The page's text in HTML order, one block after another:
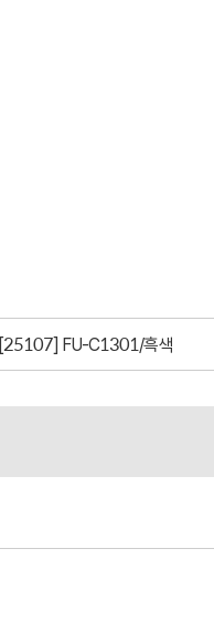
[25107] FU-C1301/흑색